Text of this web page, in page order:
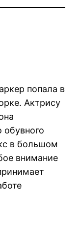
попала в
Актрису
обувного
в большом
внимание